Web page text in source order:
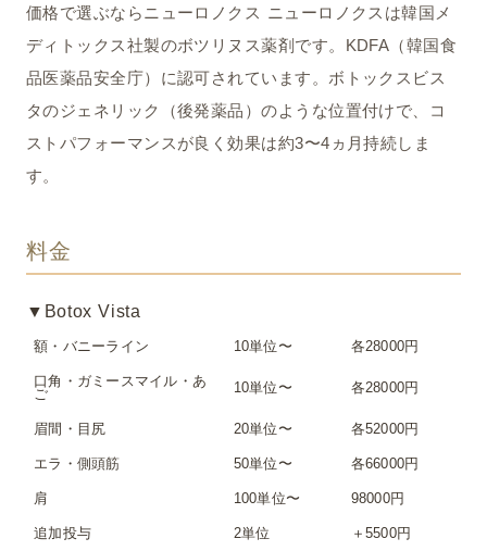
価格で選ぶならニューロノクス ニューロノクスは韓国メ
ディトックス社製のボツリヌス薬剤です。KDFA（韓国食
品医薬品安全庁）に認可されています。ボトックスビス
タのジェネリック（後発薬品）のような位置付けで、コ
ストパフォーマンスが良く効果は約3〜4ヵ月持続しま
す。
料金
▼Botox Vista
額・バニーライン 10単位〜 各28000円
口角・ガミースマイル・あ
ご
10単位〜 各28000円
眉間・目尻 20単位〜 各52000円
エラ・側頭筋 50単位〜 各66000円
肩 100単位〜 98000円
追加投与 2単位 ＋5500円